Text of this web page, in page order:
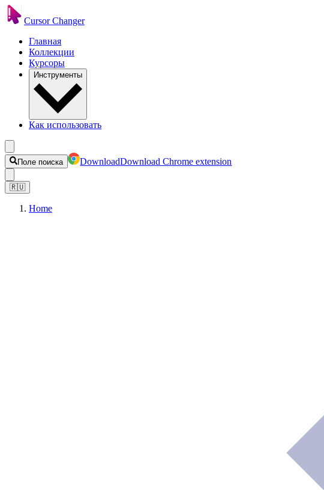
Cursor Changer
Главная
Коллекции
Курсоры
Инструменты
Как использовать
Поле поиска DownloadDownload Chrome extension
🇷🇺
Home